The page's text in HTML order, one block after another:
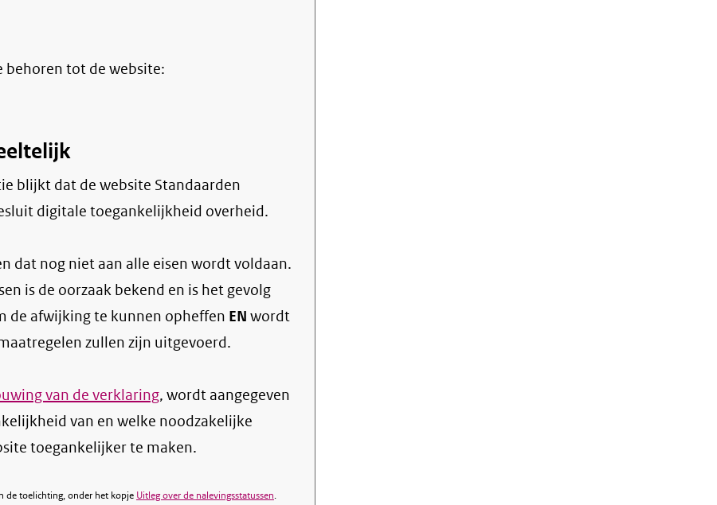
behoren tot de website:
digitale toegankelijkheid overheid.
dat nog niet aan alle eisen wordt voldaan.
is de oorzaak bekend en is het gevolg
de afwijking te kunnen opheffen EN wordt
zullen zijn uitgevoerd.
van de verklaring, wordt aangegeven
van en welke noodzakelijke
toegankelijker te maken.
de toelichting, onder het kopje Uitleg over de nalevingsstatussen.